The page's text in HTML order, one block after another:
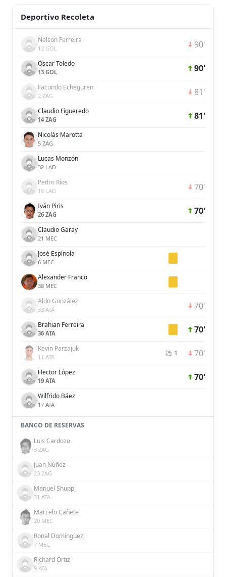
Deportivo Recoleta
Nelson Ferreira
12 GOL 90'
Óscar Toledo
13 GOL 90'
Facundo Echeguren
2 ZAG 81'
Claudio Figueredo
14 ZAG 81'
Nicolás Marotta
5 ZAG
Lucas Monzón
32 LAD
Pedro Ríos
18 LAD 70'
Iván Piris
26 ZAG 70'
Claudio Garay
21 MEC
José Espínola
6 MEC
Alexander Franco
38 MEC
Aldo González
33 ATA 70'
Brahian Ferreira
36 ATA 70'
Kevin Parzajuk
11 ATA ⚽ 1 70'
Hector López
19 ATA 70'
Wilfrido Báez
17 ATA
BANCO DE RESERVAS
Luis Cardozo
3 ZAG
Juan Núñez
23 ZAG
Manuel Shupp
31 ATA
Marcelo Cañete
20 MEC
Ronal Domínguez
7 MEC
Richard Ortiz
9 ATA